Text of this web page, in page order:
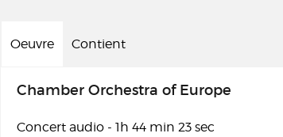
Oeuvre Contient
Chamber Orchestra of Europe
Concert audio - 1h 44 min 23 sec